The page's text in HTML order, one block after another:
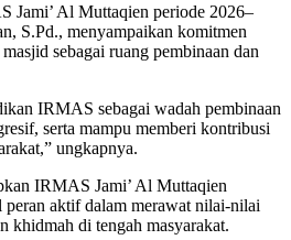
Jami’ Al Muttaqien periode 2026–
S.Pd., menyampaikan komitmen
sebagai ruang pembinaan dan
IRMAS sebagai wadah pembinaan
serta mampu memberi kontribusi
ungkapnya.
IRMAS Jami’ Al Muttaqien
peran aktif dalam merawat nilai-nilai
khidmah di tengah masyarakat.